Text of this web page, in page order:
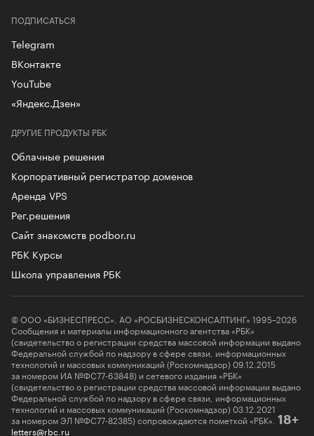
ДРУГИЕ ПРОДУКТЫ РБК
Облачные решения
Корпоративный регистратор доменов
Аренда VPS
Рег.решения
Сайт знакомств podbor.ru
РБК Курсы
Школа управления РБК
ПОДПИСАТЬСЯ
Telegram
ВКонтакте
YouTube
«Яндекс.Дзен»
© ООО «БИЗНЕСПРЕСС», АО «РОСБИЗНЕСКОНСАЛТИНГ» 1995–2026
Сообщения и материалы информационного агентства «РБК»
(свидетельство о регистрации средства массовой информации выдано
Федеральной службой по надзору в сфере связи, информационных
технологий и массовых коммуникаций (Роскомнадзор) 09.12.2015
за номером ИА №ФС77-63848) и сетевого издания «РБК»
(свидетельство о регистрации средства массовой информации выдано
Федеральной службой по надзору в сфере связи, информационных
технологий и массовых коммуникаций (Роскомнадзор) 03.12.2021
за номером ЭЛ №ФС77-82385) сопровождаются пометкой «РБК». 18+
letters@rbc.ru